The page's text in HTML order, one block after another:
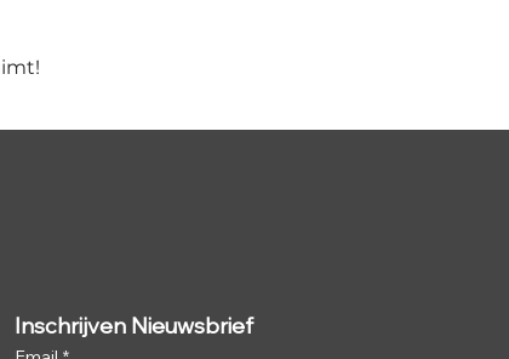
Inschrijven Nieuwsbrief